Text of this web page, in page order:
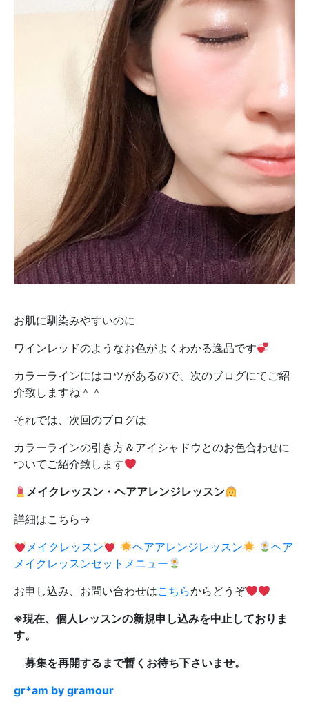
お肌に馴染みやすいのに
ワインレッドのようなお色がよくわかる逸品です
カラーラインにはコツがあるので、次のブログにてご紹
介致しますね＾＾
それでは、次回のブログは
カラーラインの引き方＆アイシャドウとのお色合わせに
ついてご紹介致します
メイクレッスン・ヘアアレンジレッスン
詳細はこちら→
メイクレッスン
ヘアアレンジレッスン
ヘア
メイクレッスンセットメニュー
お申し込み、お問い合わせはこちらからどうぞ
※現在、個人レッスンの新規申し込みを中止しておりま
す。
募集を再開するまで暫くお待ち下さいませ。
gr*am by gramour